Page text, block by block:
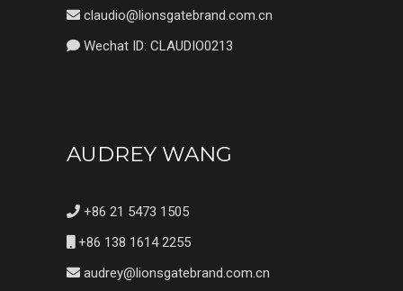
claudio@lionsgatebrand.com.cn
Wechat ID: CLAUDIO0213
AUDREY WANG
+86 21 5473 1505
+86 138 1614 2255
audrey@lionsgatebrand.com.cn